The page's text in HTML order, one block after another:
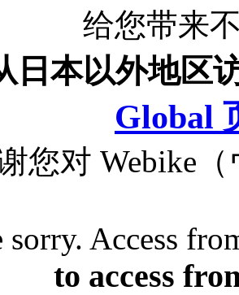
给您带来
日本以外地区
Global
您对 Webike
sorry. Access
to access